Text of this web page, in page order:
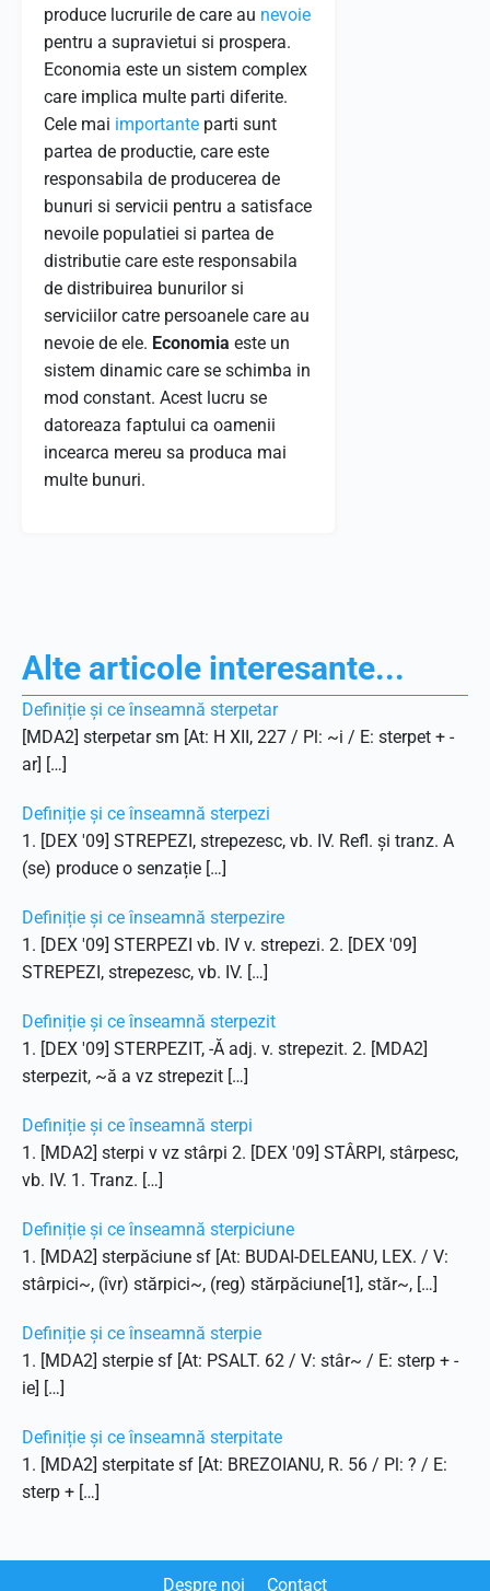
produce lucrurile de care au nevoie
pentru a supravietui si prospera.
Economia este un sistem complex
care implica multe parti diferite.
Cele mai importante parti sunt
partea de productie, care este
responsabila de producerea de
bunuri si servicii pentru a satisface
nevoile populatiei si partea de
distributie care este responsabila
de distribuirea bunurilor si
serviciilor catre persoanele care au
nevoie de ele. Economia este un
sistem dinamic care se schimba in
mod constant. Acest lucru se
datoreaza faptului ca oamenii
incearca mereu sa produca mai
multe bunuri.
Alte articole interesante...
Definiție și ce înseamnă sterpetar
[MDA2] sterpetar sm [At: H XII, 227 / Pl: ~i / E: sterpet + -
ar] […]
Definiție și ce înseamnă sterpezi
1. [DEX '09] STREPEZI, strepezesc, vb. IV. Refl. și tranz. A
(se) produce o senzație […]
Definiție și ce înseamnă sterpezire
1. [DEX '09] STERPEZI vb. IV v. strepezi. 2. [DEX '09]
STREPEZI, strepezesc, vb. IV. […]
Definiție și ce înseamnă sterpezit
1. [DEX '09] STERPEZIT, -Ă adj. v. strepezit. 2. [MDA2]
sterpezit, ~ă a vz strepezit […]
Definiție și ce înseamnă sterpi
1. [MDA2] sterpi v vz stârpi 2. [DEX '09] STÂRPI, stârpesc,
vb. IV. 1. Tranz. […]
Definiție și ce înseamnă sterpiciune
1. [MDA2] sterpăciune sf [At: BUDAI-DELEANU, LEX. / V:
stârpici~, (îvr) stărpici~, (reg) stărpăciune[1], stăr~, […]
Definiție și ce înseamnă sterpie
1. [MDA2] sterpie sf [At: PSALT. 62 / V: stâr~ / E: sterp + -
ie] […]
Definiție și ce înseamnă sterpitate
1. [MDA2] sterpitate sf [At: BREZOIANU, R. 56 / Pl: ? / E:
sterp + […]
Despre noi Contact